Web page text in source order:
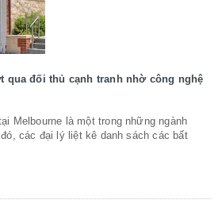
qua đối thủ cạnh tranh nhờ công nghệ
Melbourne là một trong những ngành
các đại lý liệt kê danh sách các bất